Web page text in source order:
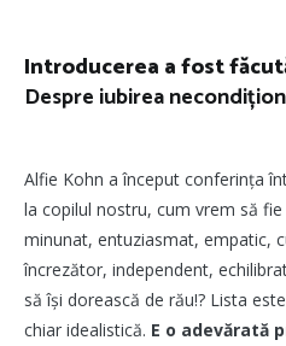
Introducerea a fost
Despre iubirea
Alfie Kohn a început conferința
la copilul nostru, cum vrem să
minunat, entuziasmat, empatic,
încrezător, independent,
să își dorească de rău!? Lista
chiar idealistică. E o adevărată